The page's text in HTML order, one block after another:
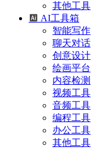
其他工具
AI工具箱
智能写作
聊天对话
创意设计
绘画平台
内容检测
视频工具
音频工具
编程工具
办公工具
其他工具